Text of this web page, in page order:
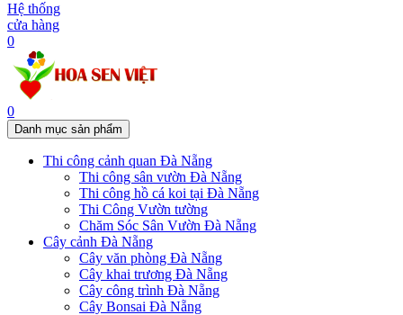
Hệ thống
cửa hàng
0
0
Danh mục sản phẩm
Thi công cảnh quan Đà Nẵng
Thi công sân vườn Đà Nẵng
Thi công hồ cá koi tại Đà Nẵng
Thi Công Vườn tường
Chăm Sóc Sân Vườn Đà Nẵng
Cây cảnh Đà Nẵng
Cây văn phòng Đà Nẵng
Cây khai trương Đà Nẵng
Cây công trình Đà Nẵng
Cây Bonsai Đà Nẵng